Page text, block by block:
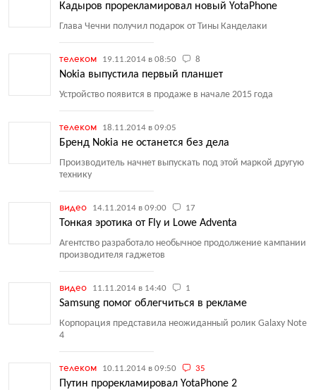
Кадыров прорекламировал новый YotaPhone
Глава Чечни получил подарок от Тины Канделаки
телеком 19.11.2014 в 08:50 8
Nokia выпустила первый планшет
Устройство появится в продаже в начале 2015 года
телеком 18.11.2014 в 09:05
Бренд Nokia не останется без дела
Производитель начнет выпускать под этой маркой другую
технику
видео 14.11.2014 в 09:00 17
Тонкая эротика от Fly и Lowe Adventa
Агентство разработало необычное продолжение кампании
производителя гаджетов
видео 11.11.2014 в 14:40 1
Samsung помог облегчиться в рекламе
Корпорация представила неожиданный ролик Galaxy Note
4
телеком 10.11.2014 в 09:50 35
Путин прорекламировал YotaPhone 2